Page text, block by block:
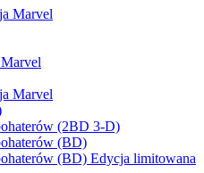
Marvel
Marvel
(2BD 3-D)
(BD)
(BD) Edycja limitowana